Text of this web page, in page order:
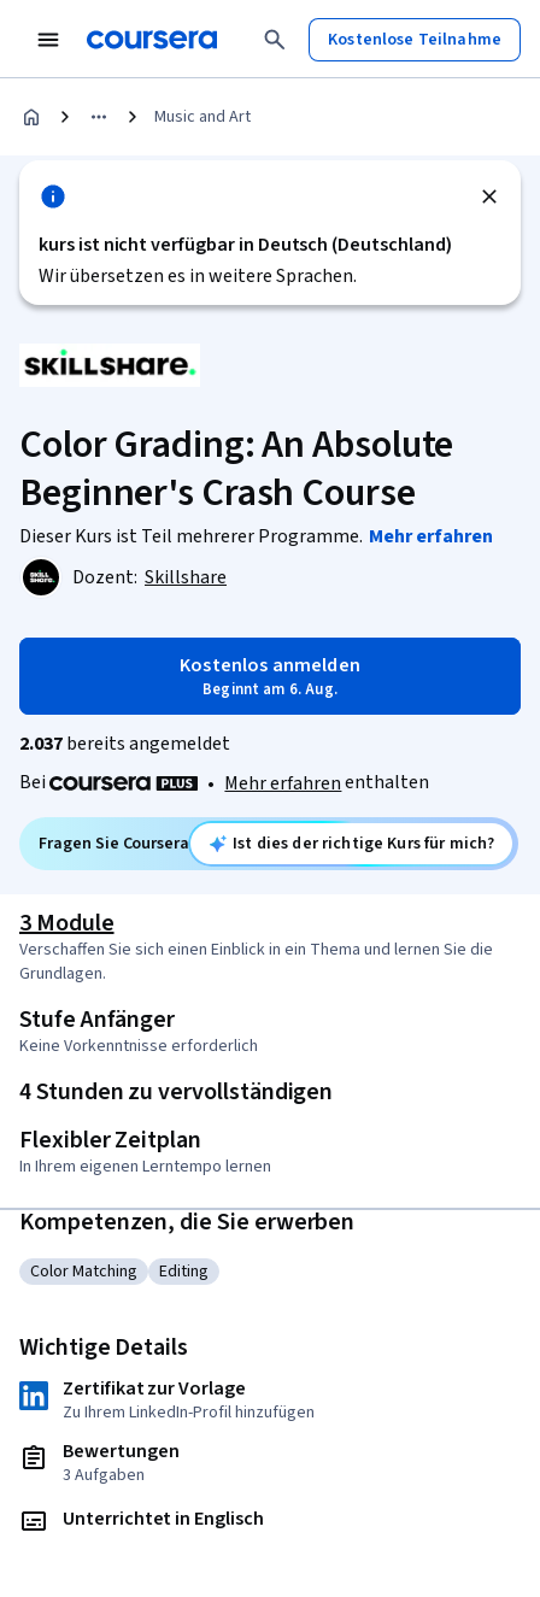
Kostenlose Teilnahme
Music and Art
kurs ist nicht verfügbar in Deutsch (Deutschland)
Wir übersetzen es in weitere Sprachen.
Color Grading: An Absolute
Beginner's Crash Course
Dieser Kurs ist Teil mehrerer Programme. Mehr erfahren
Dozent: Skillshare
Kostenlos anmelden
Beginnt am 6. Aug.
2.037bereits angemeldet
Bei
• Mehr erfahrenenthalten
Fragen Sie Coursera Ist dies der richtige Kurs für mich?
3 Module
Verschaffen Sie sich einen Einblick in ein Thema und lernen Sie die
Grundlagen.
Stufe Anfänger
Keine Vorkenntnisse erforderlich
4 Stunden zu vervollständigen
Flexibler Zeitplan
In Ihrem eigenen Lerntempo lernen
Kompetenzen, die Sie erwerben
Kategorie: Color Matching
Color Matching Kategorie: Editing
Editing
Wichtige Details
Zertifikat zur Vorlage
Zu Ihrem LinkedIn-Profil hinzufügen
Bewertungen
3 Aufgaben
Unterrichtet in Englisch